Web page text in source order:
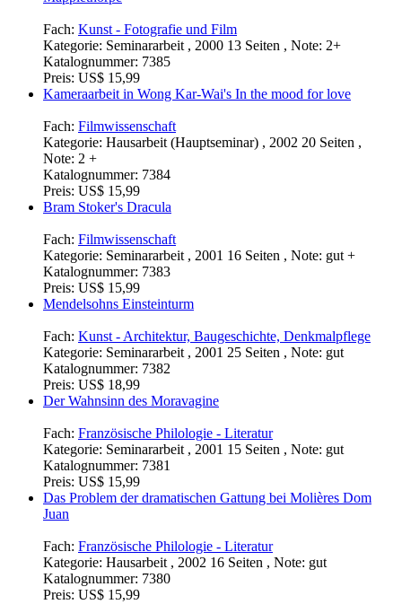
Fach: Kunst - Fotografie und Film
Kategorie: Seminararbeit , 2000 13 Seiten , Note: 2+
Katalognummer: 7385
Preis: US$ 15,99
Kameraarbeit in Wong Kar-Wai's In the mood for love
Fach: Filmwissenschaft
Kategorie: Hausarbeit (Hauptseminar) , 2002 20 Seiten ,
Note: 2 +
Katalognummer: 7384
Preis: US$ 15,99
Bram Stoker's Dracula
Fach: Filmwissenschaft
Kategorie: Seminararbeit , 2001 16 Seiten , Note: gut +
Katalognummer: 7383
Preis: US$ 15,99
Mendelsohns Einsteinturm
Fach: Kunst - Architektur, Baugeschichte, Denkmalpflege
Kategorie: Seminararbeit , 2001 25 Seiten , Note: gut
Katalognummer: 7382
Preis: US$ 18,99
Der Wahnsinn des Moravagine
Fach: Französische Philologie - Literatur
Kategorie: Seminararbeit , 2001 15 Seiten , Note: gut
Katalognummer: 7381
Preis: US$ 15,99
Das Problem der dramatischen Gattung bei Molières Dom
Juan
Fach: Französische Philologie - Literatur
Kategorie: Hausarbeit , 2002 16 Seiten , Note: gut
Katalognummer: 7380
Preis: US$ 15,99